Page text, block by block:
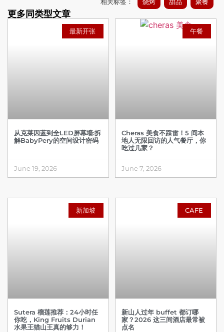
最新开张
从克莱因蓝到全LED屏幕墙:拆
解BabyPery的空间设计密码
June 19, 2026
午餐
Cheras 美食不踩雷！5 间本
地人无限回访的人气餐厅，你
吃过几家？
June 7, 2026
新加坡
Sutera 榴莲推荐：24小时任
你吃，King Fruits Durian
水果王猫山王真的够力！
CAFE
新山人过年 buffet 都订哪
家？2026 这三间酒店最常被
点名
相关标签： 烧烤 甜品 聚餐
更多同类型文章